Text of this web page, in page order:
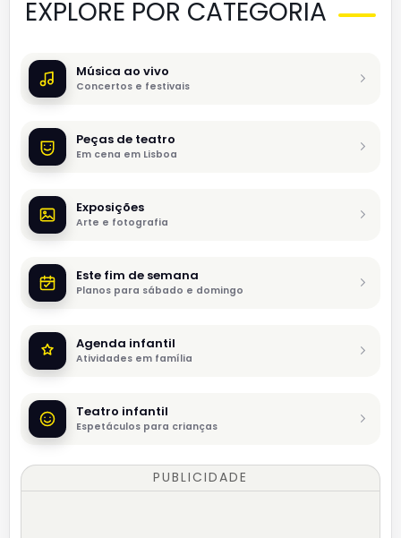
EXPLORE POR CATEGORIA
Música ao vivo
Concertos e festivais
Peças de teatro
Em cena em Lisboa
Exposições
Arte e fotografia
Este fim de semana
Planos para sábado e domingo
Agenda infantil
Atividades em família
Teatro infantil
Espetáculos para crianças
PUBLICIDADE